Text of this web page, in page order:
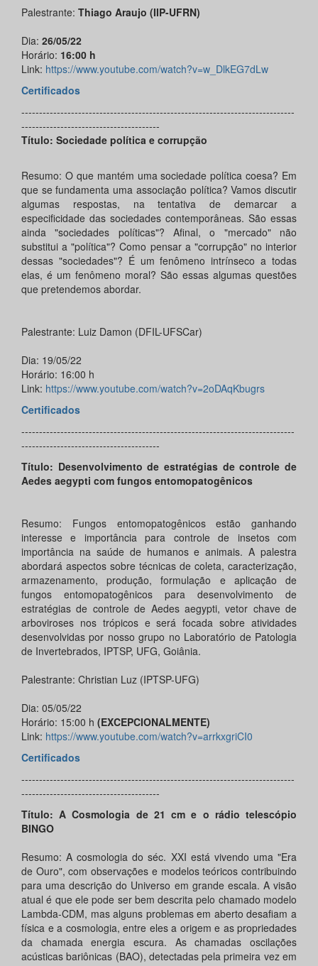
Palestrante: Thiago Araujo (IIP-UFRN)
Dia: 26/05/22
Horário: 16:00 h
Link: https://www.youtube.com/watch?v=w_DlkEG7dLw
Certificados
-----------------------------------------------------------------------------
---------------------------------------
Título: Sociedade política e corrupção
Resumo: O que mantém uma sociedade política coesa? Em
que se fundamenta uma associação política? Vamos discutir
algumas respostas, na tentativa de demarcar a
especificidade das sociedades contemporâneas. São essas
ainda "sociedades políticas"? Afinal, o "mercado" não
substitui a "política"? Como pensar a "corrupção" no interior
dessas "sociedades"? É um fenômeno intrínseco a todas
elas, é um fenômeno moral? São essas algumas questões
que pretendemos abordar.
Palestrante: Luiz Damon (DFIL-UFSCar)
Dia: 19/05/22
Horário: 16:00 h
Link: https://www.youtube.com/watch?v=2oDAqKbugrs
Certificados
-----------------------------------------------------------------------------
---------------------------------------
Título: Desenvolvimento de estratégias de controle de
Aedes aegypti com fungos entomopatogênicos
Resumo: Fungos entomopatogênicos estão ganhando
interesse e importância para controle de insetos com
importância na saúde de humanos e animais. A palestra
abordará aspectos sobre técnicas de coleta, caracterização,
armazenamento, produção, formulação e aplicação de
fungos entomopatogênicos para desenvolvimento de
estratégias de controle de Aedes aegypti, vetor chave de
arboviroses nos trópicos e será focada sobre atividades
desenvolvidas por nosso grupo no Laboratório de Patologia
de Invertebrados, IPTSP, UFG, Goiânia.
Palestrante: Christian Luz (IPTSP-UFG)
Dia: 05/05/22
Horário: 15:00 h (EXCEPCIONALMENTE)
Link: https://www.youtube.com/watch?v=arrkxgriCI0
Certificados
-----------------------------------------------------------------------------
---------------------------------------
Título: A Cosmologia de 21 cm e o rádio telescópio
BINGO
Resumo: A cosmologia do séc. XXI está vivendo uma "Era
de Ouro", com observações e modelos teóricos contribuindo
para uma descrição do Universo em grande escala. A visão
atual é que ele pode ser bem descrita pelo chamado modelo
Lambda-CDM, mas alguns problemas em aberto desafiam a
física e a cosmologia, entre eles a origem e as propriedades
da chamada energia escura. As chamadas oscilações
acústicas bariônicas (BAO), detectadas pela primeira vez em